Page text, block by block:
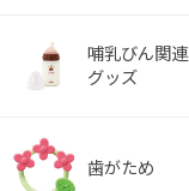
哺乳びん関連
グッズ
歯がため